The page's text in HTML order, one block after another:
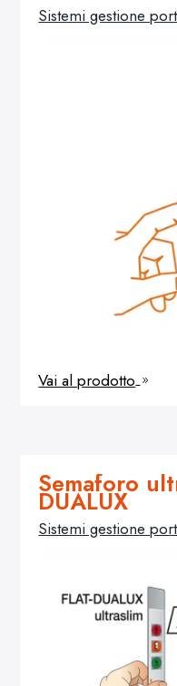
Sistemi gestione
Vai al prodotto 9
Semaforo
DUALUX
Sistemi gestione